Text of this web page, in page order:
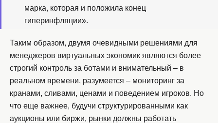
марка, которая и положила конец
гиперинфляции».
Таким образом, двумя очевидными решениями для
менеджеров виртуальных экономик являются более
строгий контроль за ботами и внимательный – в
реальном времени, разумеется – мониторинг за
кранами, сливами, ценами и поведением игроков. Но
что еще важнее, будучи структурированными как
аукционы или биржи, рынки должны работать